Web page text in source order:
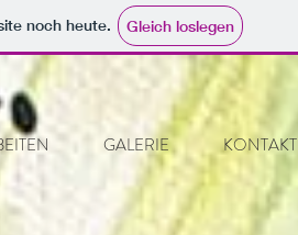
noch heute. Gleich loslegen
GALERIE KONTAKT